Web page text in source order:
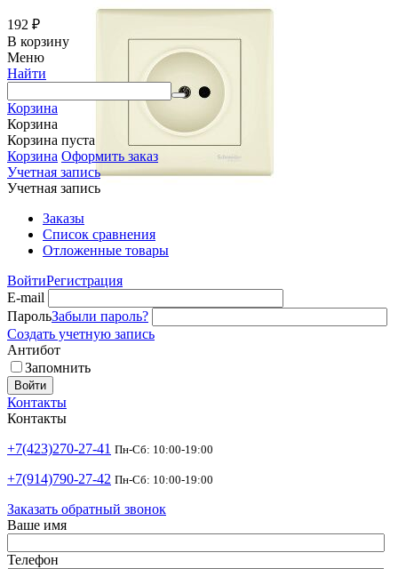
192 ₽
В корзину
Меню
Найти
Корзина
Корзина
Корзина пуста
Корзина Оформить заказ
Учетная запись
Учетная запись
Заказы
Список сравнения
Отложенные товары
ВойтиРегистрация
E-mail
ПарольЗабыли пароль?
Создать учетную запись
Антибот
Запомнить
Войти
Контакты
Контакты
+7(423)270-27-41 Пн-Сб: 10:00-19:00
+7(914)790-27-42 Пн-Сб: 10:00-19:00
Заказать обратный звонок
Ваше имя
Телефон